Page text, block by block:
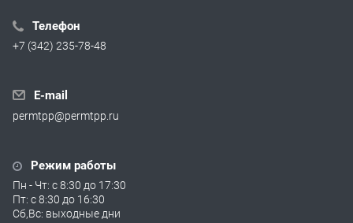
Телефон
+7 (342) 235-78-48
E-mail
permtpp@permtpp.ru
Режим работы
Пн - Чт: с 8:30 до 17:30
Пт: с 8:30 до 16:30
Сб,Вс: выходные дни